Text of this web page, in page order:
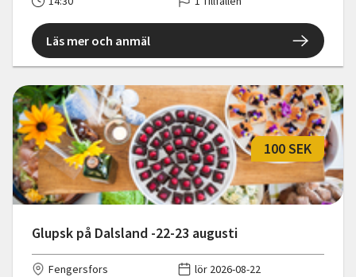
Läs mer och anmäl
Glupsk på Dalsland -22-23 augusti
100 SEK
Fengersfors lör 2026-08-22